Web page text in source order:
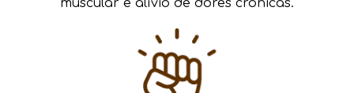
muscular e alívio de dores crônicas.